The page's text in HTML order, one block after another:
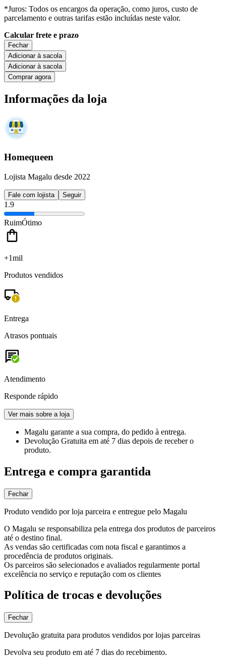
*Juros: Todos os encargos da operação, como juros, custo de
parcelamento e outras tarifas estão incluídas neste valor.
Calcular frete e prazo
Fechar
Adicionar à sacola
Adicionar à sacola
Comprar agora
Informações da loja
Homequeen
Lojista Magalu desde 2022
Fale com lojista Seguir
1.9
RuimÓtimo
+1mil
Produtos vendidos
Entrega
Atrasos pontuais
Atendimento
Responde rápido
Ver mais sobre a loja
Magalu garante a sua compra, do pedido à entrega.
Devolução Gratuita em até 7 dias depois de receber o
produto.
Entrega e compra garantida
Fechar
Produto vendido por loja parceira e entregue pelo Magalu
O Magalu se responsabiliza pela entrega dos produtos de parceiros
até o destino final.
As vendas são certificadas com nota fiscal e garantimos a
procedência de produtos originais.
Os parceiros são selecionados e avaliados regularmente portal
excelência no serviço e reputação com os clientes
Política de trocas e devoluções
Fechar
Devolução gratuita para produtos vendidos por lojas parceiras
Devolva seu produto em até 7 dias do recebimento.